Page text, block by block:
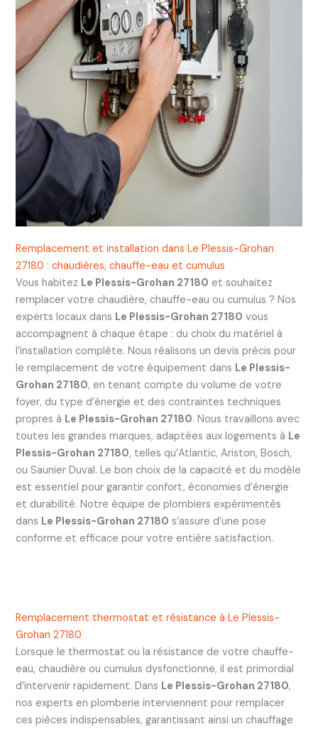
Remplacement et installation dans Le Plessis-Grohan
27180 : chaudières, chauffe-eau et cumulus
Vous habitez Le Plessis-Grohan 27180 et souhaitez
remplacer votre chaudière, chauffe-eau ou cumulus ? Nos
experts locaux dans Le Plessis-Grohan 27180 vous
accompagnent à chaque étape : du choix du matériel à
l’installation complète. Nous réalisons un devis précis pour
le remplacement de votre équipement dans Le Plessis-
Grohan 27180, en tenant compte du volume de votre
foyer, du type d’énergie et des contraintes techniques
propres à Le Plessis-Grohan 27180. Nous travaillons avec
toutes les grandes marques, adaptées aux logements à Le
Plessis-Grohan 27180, telles qu’Atlantic, Ariston, Bosch,
ou Saunier Duval. Le bon choix de la capacité et du modèle
est essentiel pour garantir confort, économies d’énergie
et durabilité. Notre équipe de plombiers expérimentés
dans Le Plessis-Grohan 27180 s’assure d’une pose
conforme et efficace pour votre entière satisfaction.
Remplacement thermostat et résistance à Le Plessis-
Grohan 27180
Lorsque le thermostat ou la résistance de votre chauffe-
eau, chaudière ou cumulus dysfonctionne, il est primordial
d’intervenir rapidement. Dans Le Plessis-Grohan 27180,
nos experts en plomberie interviennent pour remplacer
ces pièces indispensables, garantissant ainsi un chauffage